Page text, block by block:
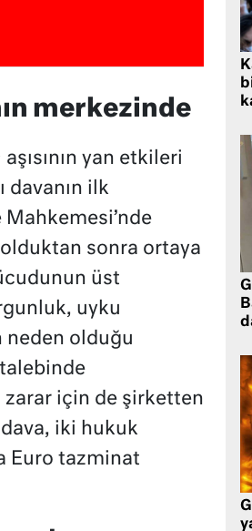
merkezinde
yan etkileri
davanın ilk
olduktan sonra ortaya
üst
uyku
neden olduğu
için de şirketten
iki hukuk
Euro tazminat